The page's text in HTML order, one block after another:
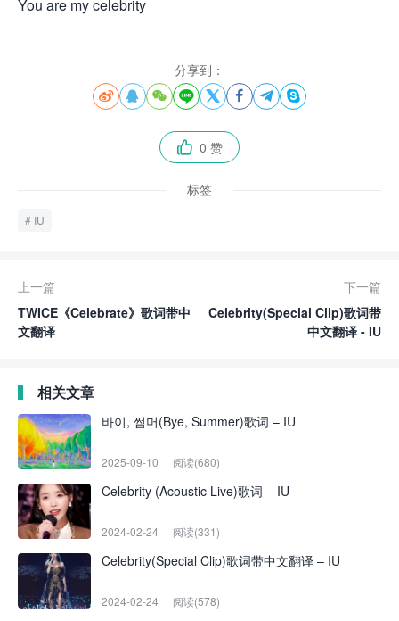
You are my celebrity
分享到：
       
 0 赞
标签
IU
上一篇
TWICE《Celebrate》歌词带中
文翻译
下一篇
Celebrity(Special Clip)歌词带
中文翻译 - IU
相关文章
바이, 썸머(Bye, Summer)歌词 – IU
2025-09-10 阅读(680)
Celebrity (Acoustic Live)歌词 – IU
2024-02-24 阅读(331)
Celebrity(Special Clip)歌词带中文翻译 – IU
2024-02-24 阅读(578)